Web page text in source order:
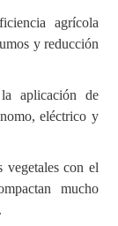
agrícola
y reducción
aplicación de
eléctrico y
vegetales con el
mucho